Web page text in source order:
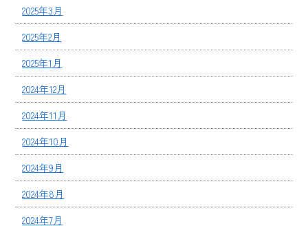
2025年3月
2025年2月
2025年1月
2024年12月
2024年11月
2024年10月
2024年9月
2024年8月
2024年7月